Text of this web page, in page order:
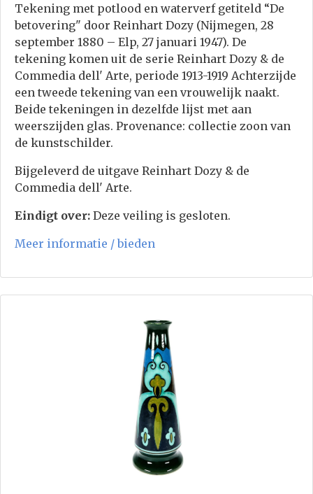
Tekening met potlood en waterverf getiteld “De
betovering" door Reinhart Dozy (Nijmegen, 28
september 1880 – Elp, 27 januari 1947). De
tekening komen uit de serie Reinhart Dozy & de
Commedia dell' Arte, periode 1913-1919 Achterzijde
een tweede tekening van een vrouwelijk naakt.
Beide tekeningen in dezelfde lijst met aan
weerszijden glas. Provenance: collectie zoon van
de kunstschilder.
Bijgeleverd de uitgave Reinhart Dozy & de
Commedia dell' Arte.
Eindigt over: Deze veiling is gesloten.
Meer informatie / bieden